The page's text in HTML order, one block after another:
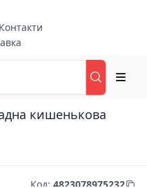
Контакти
кишенькова
Код: 4823078975232